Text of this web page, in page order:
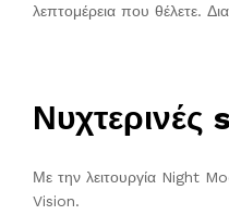
λεπτομέρεια που θέλετε.
Νυχτερινές
Με την λειτουργία Night
Vision.